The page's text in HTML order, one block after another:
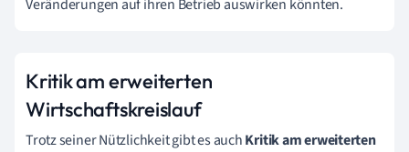
Veränderungen auf ihren Betrieb auswirken könnten.
Kritik am erweiterten
Wirtschaftskreislauf
Trotz seiner Nützlichkeit gibt es auchKritik am erweiterten